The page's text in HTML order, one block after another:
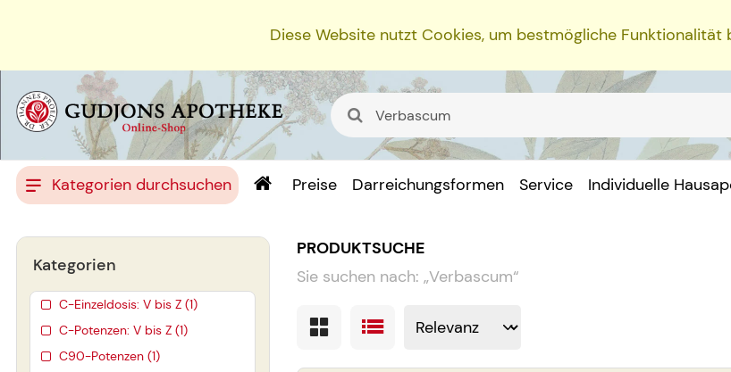
Diese Website nutzt Cookies, um bestmögliche Funktionalität
Kategorien durchsuchen Preise Darreichungsformen Service Individuelle
PRODUKTSUCHE
Sie suchen nach: „Verbascum“
Kategorien
C-Einzeldosis: V bis Z (1)
C-Potenzen: V bis Z (1)
C90-Potenzen (1)